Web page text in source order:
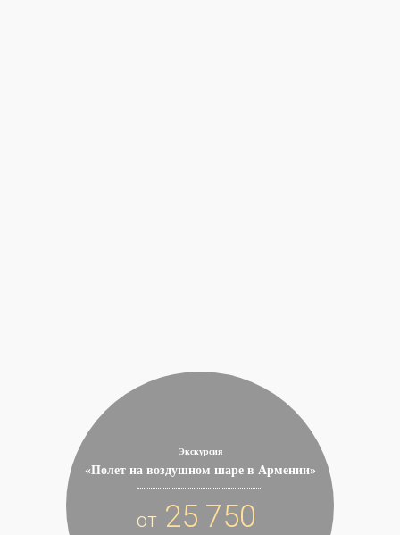
Экскурсия
«Полет на воздушном шаре в Армении»
от 25 750